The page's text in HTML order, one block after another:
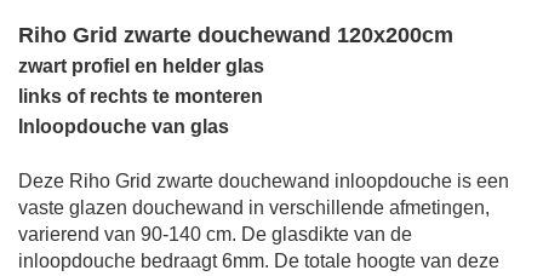
Riho Grid zwarte douchewand 120x200cm
zwart profiel en helder glas
links of rechts te monteren
Inloopdouche van glas
Deze Riho Grid zwarte douchewand inloopdouche is een
vaste glazen douchewand in verschillende afmetingen,
varierend van 90-140 cm. De glasdikte van de
inloopdouche bedraagt 6mm. De totale hoogte van deze